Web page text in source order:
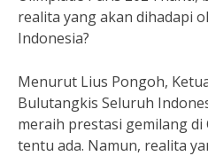
realita yang akan dihadapi
Indonesia?
Menurut Lius Pongoh,
Bulutangkis Seluruh
meraih prestasi gemilang di
tentu ada. Namun, realita